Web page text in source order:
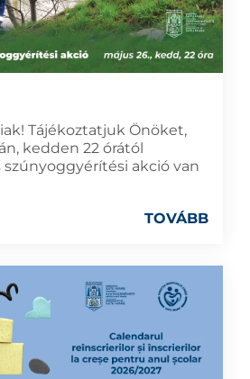
Tájékoztatjuk Önöket,
kedden 22 órától
szúnyoggyérítési akció van
TOVÁBB